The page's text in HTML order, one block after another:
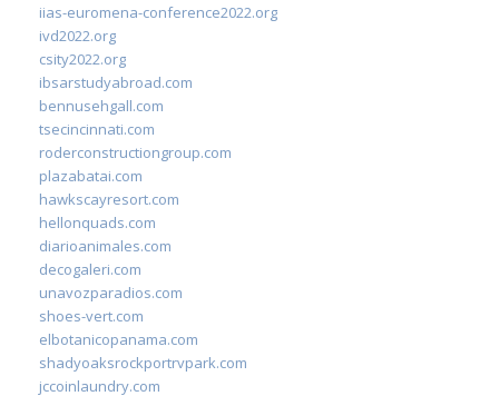
iias-euromena-conference2022.org
ivd2022.org
csity2022.org
ibsarstudyabroad.com
bennusehgall.com
tsecincinnati.com
roderconstructiongroup.com
plazabatai.com
hawkscayresort.com
hellonquads.com
diarioanimales.com
decogaleri.com
unavozparadios.com
shoes-vert.com
elbotanicopanama.com
shadyoaksrockportrvpark.com
jccoinlaundry.com